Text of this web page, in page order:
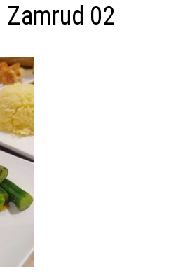
Zamrud 02